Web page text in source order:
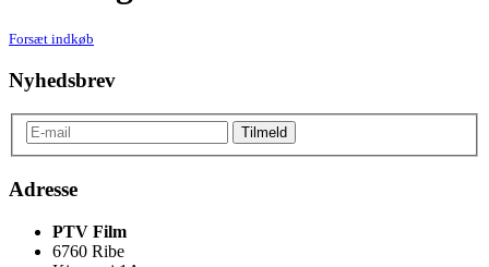
Forsæt indkøb
Nyhedsbrev
Adresse
PTV Film
6760 Ribe